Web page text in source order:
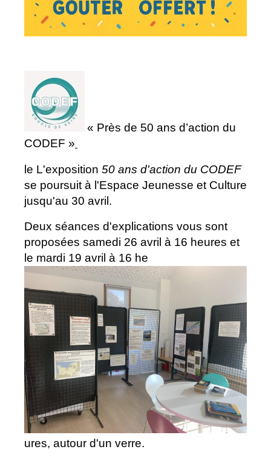
« Près de 50 ans d’action du
CODEF »
le L'exposition 50 ans d'action du CODEF
se poursuit à l'Espace Jeunesse et Culture
jusqu'au 30 avril.
Deux séances d'explications vous sont
proposées samedi 26 avril à 16 heures et
le mardi 19 avril à 16 he
ures, autour d'un verre.